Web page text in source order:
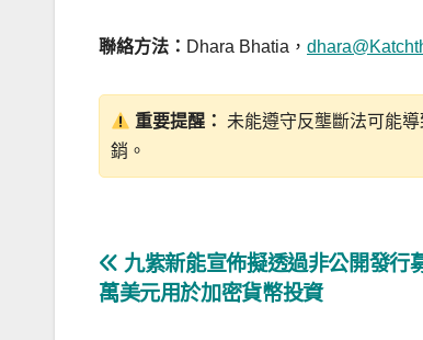
聯絡方法： Dhara Bhatia，
重要提醒：
未能遵守反壟斷法可能
銷。
文
章
九紫新能宣佈擬透過非公開發行
萬美元用於加密貨幣投資